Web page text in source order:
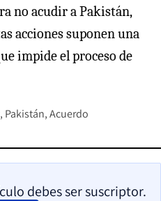
no acudir a Pakistán,
acciones suponen una
impide el proceso de
Pakistán Acuerdo
debes ser suscriptor.